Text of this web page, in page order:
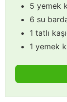
5 yemek
6 su
1 tatlı
1 yemek